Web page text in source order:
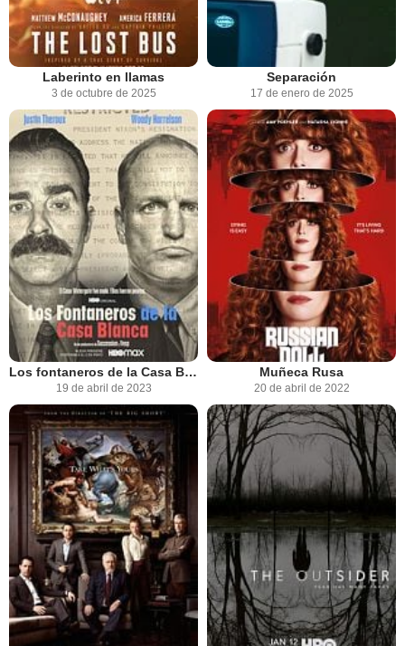
Laberinto en llamas
3 de octubre de 2025
Separación
17 de enero de 2025
Los fontaneros de la Casa Blanca
19 de abril de 2023
Muñeca Rusa
20 de abril de 2022